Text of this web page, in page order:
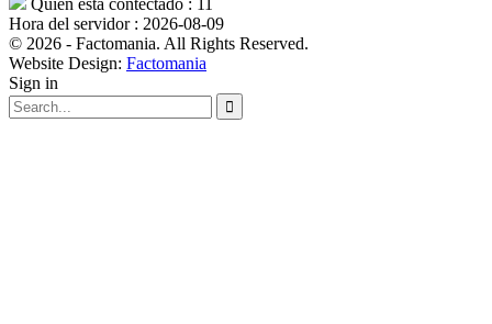
Quién está contectado : 11
Hora del servidor : 2026-08-09
© 2026 - Factomania. All Rights Reserved.
Website Design: Factomania
Sign in